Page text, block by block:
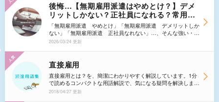
後悔…【無期雇用派遣はやめとけ？】デメ
リットしかない？正社員になれる？常用型
派遣・普通の派遣（登録型派遣）との違
い、メリットなどを解説！
「無期雇用派遣 やめとけ」「無期雇用派遣 デメリットしか
ない」「無期雇用派遣 正社員なれない」…、そんな強い・ネ
ガティブな言葉を見て不安になり、このページに訪れた方もい
理解されていないケースもありますが、<strong>実は、メリッ
トがとても多い働き方</strong>なのです。 本コラムでは、
2026年の最新情報をもとに「無期雇用派遣のメリット・デメ
リット」などを解説します。自分にあった働き方をしっかり選
び、後悔しないために、正しい知識を身につけましょう！
2026/03/24 更新
直接雇用
直接雇用とは？を、簡潔にわかりやすく解説しています。1分
で読めるコンパクトな用語解説で、気になる疑問を解決しまし
ょう。
2018/04/27 更新